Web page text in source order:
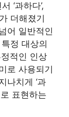
‘과하다’,
더해졌기
어 일반적인
정 대상의
적인 인상
로 사용되기
나치게 ‘과
표현하는